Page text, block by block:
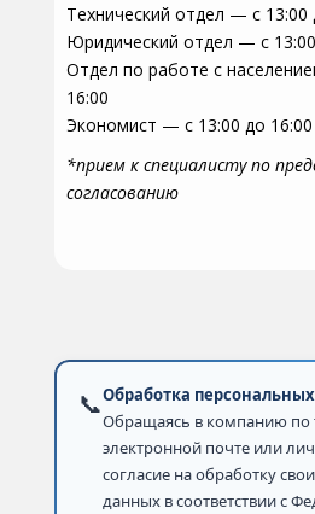
Технический отдел — с 13:00
Юридический отдел — с
Отдел по работе с
16:00
Экономист — с 13:00 до 16:00
*прием к специалисту по
согласованию
📞Обработка
Обращаясь в компанию по
электронной почте или
согласие на обработку
данных в соответствии с